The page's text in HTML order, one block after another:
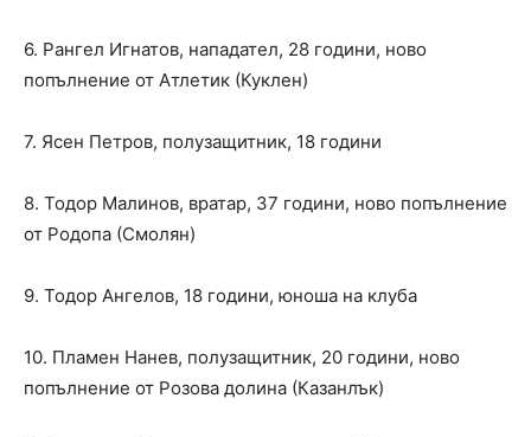
6. Рангел Игнатов, нападател, 28 години, ново
попълнение от Атлетик (Куклен)
7. Ясен Петров, полузащитник, 18 години
8. Тодор Малинов, вратар, 37 години, ново попълнение
от Родопа (Смолян)
9. Тодор Ангелов, 18 години, юноша на клуба
10. Пламен Нанев, полузащитник, 20 години, ново
попълнение от Розова долина (Казанлък)